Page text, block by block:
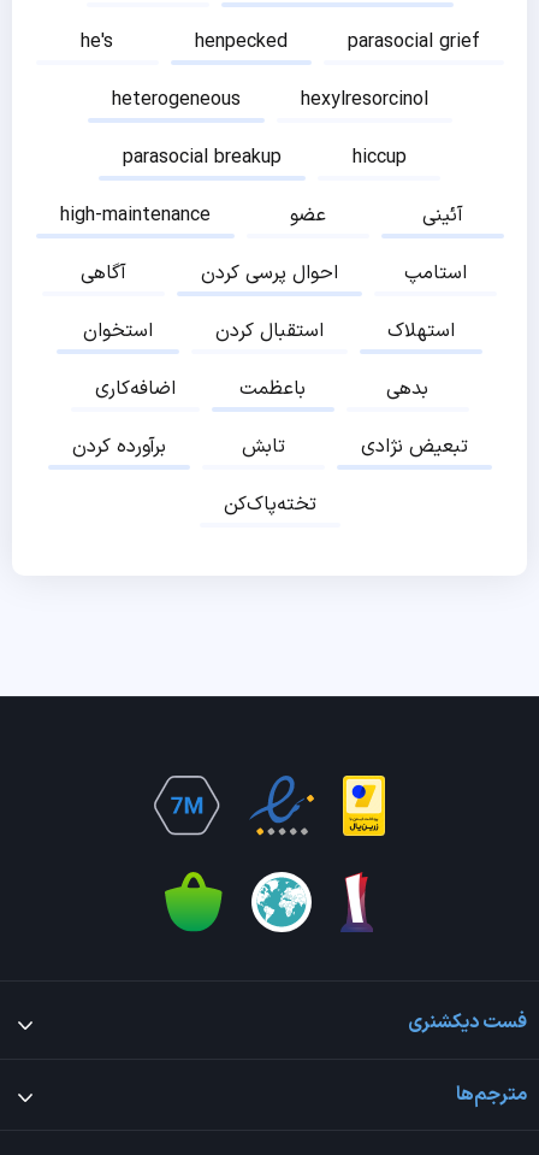
he's
henpecked
parasocial grief
heterogeneous
hexylresorcinol
parasocial breakup
hiccup
high-maintenance
عضو
آئینی
آگاهی
احوال پرسی کردن
استامپ
استخوان
استقبال کردن
استهلاک
اضافه‌کاری
باعظمت
بدهی
برآورده کردن
تابش
تبعیض نژادی
تخته‌پاک‌کن
فست دیکشنری
مترجم‌ها